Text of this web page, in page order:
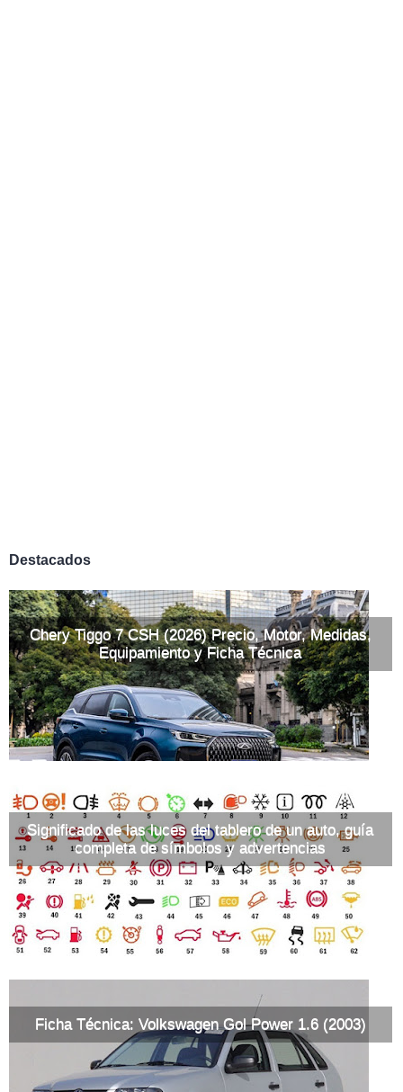
Destacados
Chery Tiggo 7 CSH (2026) Precio, Motor, Medidas,
Equipamiento y Ficha Técnica
Significado de las luces del tablero de un auto, guía
completa de símbolos y advertencias
Ficha Técnica: Volkswagen Gol Power 1.6 (2003)